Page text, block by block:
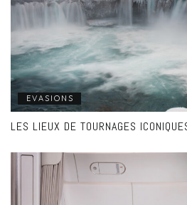
EVASIONS
LES LIEUX DE TOURNAGES